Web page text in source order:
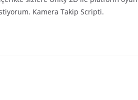
Kamera Takip Scripti.